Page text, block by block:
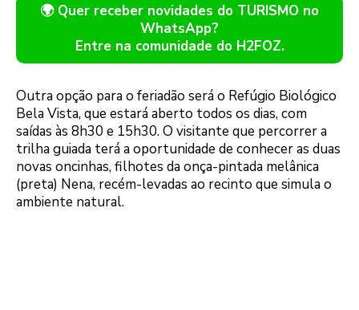
🌍 Quer receber novidades do TURISMO no
WhatsApp?
Entre na comunidade do H2FOZ.
Outra opção para o feriadão será o Refúgio Biológico
Bela Vista, que estará aberto todos os dias, com
saídas às 8h30 e 15h30. O visitante que percorrer a
trilha guiada terá a oportunidade de conhecer as duas
novas oncinhas, filhotes da onça-pintada melânica
(preta) Nena, recém-levadas ao recinto que simula o
ambiente natural.